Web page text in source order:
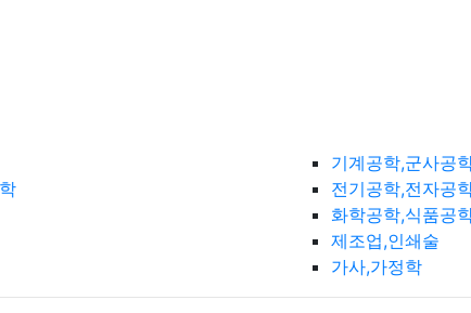
기계공학,군사공
전기공학,전자공
화학공학,식품공
제조업,인쇄술
가사,가정학